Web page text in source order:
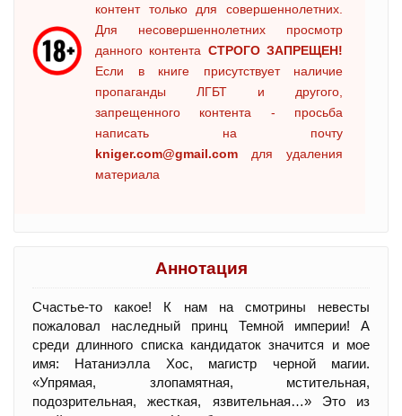
контент только для совершеннолетних.
Для несовершеннолетних просмотр
данного контента СТРОГО ЗАПРЕЩЕН!
Если в книге присутствует наличие
пропаганды ЛГБТ и другого,
запрещенного контента - просьба
написать на почту
kniger.com@gmail.com для удаления
материала
Аннотация
Счастье-то какое! К нам на смотрины невесты
пожаловал наследный принц Темной империи! А
среди длинного списка кандидаток значится и мое
имя: Натаниэлла Хос, магистр черной магии.
«Упрямая, злопамятная, мстительная,
подозрительная, жесткая, язвительная…» Это из